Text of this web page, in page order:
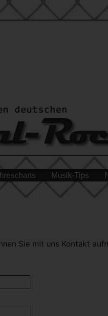
Musik-Tips
Sie mit uns Kontakt